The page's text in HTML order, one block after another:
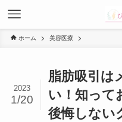
ホーム 美容医療
脂肪吸引は
い！知って
後悔しない
2023
1/20